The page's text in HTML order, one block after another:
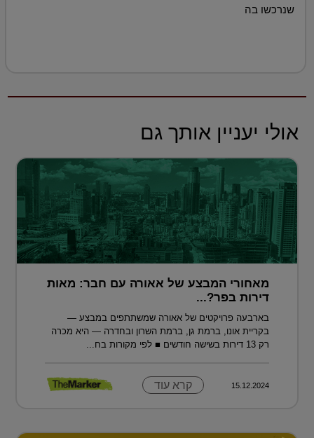
שנרכשו בה
אולי יעניין אותך גם
מאחורי המבצע של אאורה עם חבר: מאות
דירות בפר?...
בארבעה פרויקטים של אאורה שמשתתפים במבצע —
בקריית אונו, ברמת גן, ברמת השרון ובחדרה — היא מכרה
רק 13 דירות בשישה חודשים ■ לפי מקורות בח...
15.12.2024 קרא עוד